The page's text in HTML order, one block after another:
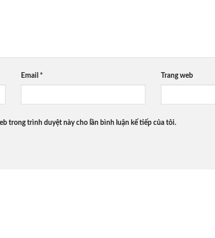
Email * Trang web
trong trình duyệt này cho lần bình luận kế tiếp của tôi.